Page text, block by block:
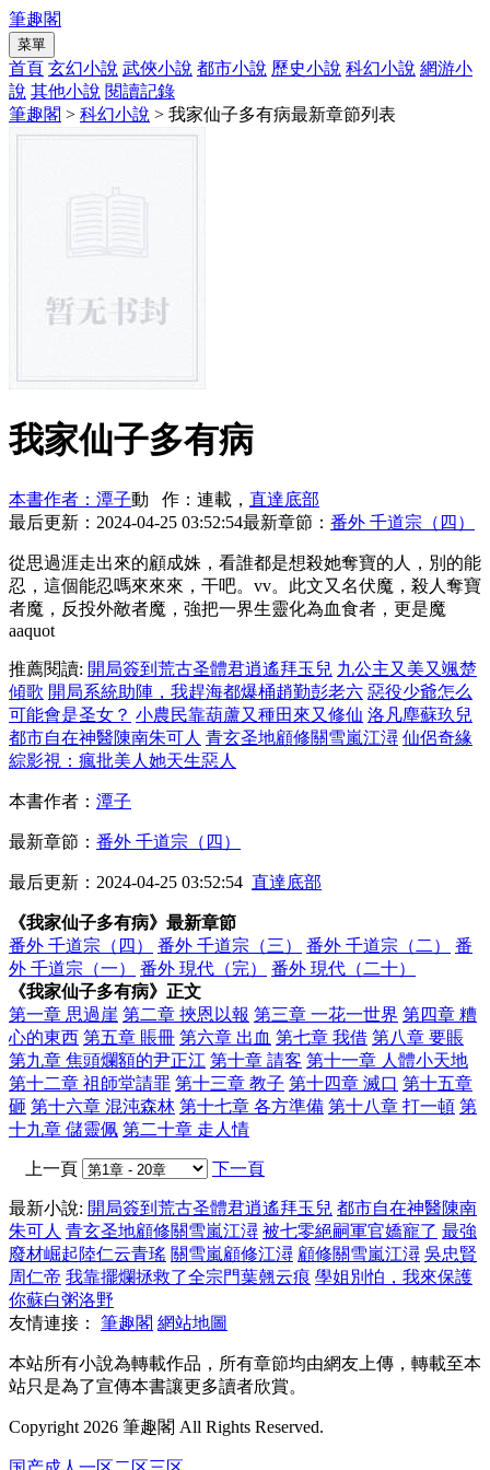
筆趣閣
菜單
首頁 玄幻小說 武俠小說 都市小說 歷史小說 科幻小說 網游小
說 其他小說 閱讀記錄
筆趣閣 > 科幻小說 > 我家仙子多有病最新章節列表
我家仙子多有病
本書作者：潭子動 作：連載， 直達底部
最后更新：2024-04-25 03:52:54最新章節： 番外 千道宗（四）
從思過涯走出來的顧成姝，看誰都是想殺她奪寶的人，別的能
忍，這個能忍嗎來來來，干吧。vv。此文又名伏魔，殺人奪寶
者魔，反投外敵者魔，強把一界生靈化為血食者，更是魔
aaquot
推薦閱讀: 開局簽到荒古圣體君逍遙拜玉兒 九公主又美又颯楚
傾歌 開局系統助陣，我趕海都爆桶趙勤彭老六 惡役少爺怎么
可能會是圣女？ 小農民靠葫蘆又種田來又修仙 洛凡塵蘇玖兒
都市自在神醫陳南朱可人 青玄圣地顧修關雪嵐江潯 仙侶奇緣
綜影視：瘋批美人她天生惡人
本書作者： 潭子
最新章節： 番外 千道宗（四）
最后更新：2024-04-25 03:52:54 直達底部
《我家仙子多有病》最新章節
番外 千道宗（四）
番外 千道宗（三） 番外 千道宗（二）
番
外 千道宗（一）
番外 現代（完）
番外 現代（二十）
《我家仙子多有病》正文
第一章 思過崖 第二章 挾恩以報 第三章 一花一世界 第四章 糟
心的東西 第五章 賬冊 第六章 出血 第七章 我借 第八章 要賬
第九章 焦頭爛額的尹正江 第十章 請客 第十一章 人體小天地
第十二章 祖師堂請罪 第十三章 教子 第十四章 滅口 第十五章
砸 第十六章 混沌森林 第十七章 各方準備 第十八章 打一頓 第
十九章 儲靈佩 第二十章 走人情
上一頁 下一頁
最新小說: 開局簽到荒古圣體君逍遙拜玉兒 都市自在神醫陳南
朱可人 青玄圣地顧修關雪嵐江潯 被七零絕嗣軍官嬌寵了 最強
廢材崛起陸仁云青瑤 關雪嵐顧修江潯 顧修關雪嵐江潯 吳忠賢
周仁帝 我靠擺爛拯救了全宗門葉翹云痕 學姐別怕，我來保護
你蘇白粥洛野
友情連接： 筆趣閣 網站地圖
本站所有小說為轉載作品，所有章節均由網友上傳，轉載至本
站只是為了宣傳本書讓更多讀者欣賞。
Copyright 2026 筆趣閣 All Rights Reserved.